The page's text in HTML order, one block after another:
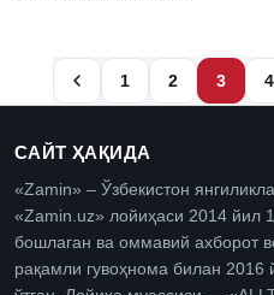
1 2 3 4
САЙТ ҲАҚИДА
«Zamin» – Ўзбекистон
«Zamin.uz» лойиҳаси 2014 йил
бошлаган ва оммавий ахборот
рақамли гувоҳнома билан 2016